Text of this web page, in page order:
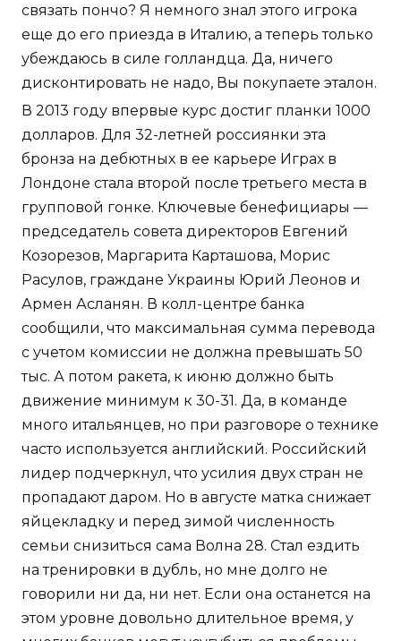
связать пончо? Я немного знал этого игрока
еще до его приезда в Италию, а теперь только
убеждаюсь в силе голландца. Да, ничего
дисконтировать не надо, Вы покупаете эталон.
В 2013 году впервые курс достиг планки 1000
долларов. Для 32-летней россиянки эта
бронза на дебютных в ее карьере Играх в
Лондоне стала второй после третьего места в
групповой гонке. Ключевые бенефициары —
председатель совета директоров Евгений
Козорезов, Маргарита Карташова, Морис
Расулов, граждане Украины Юрий Леонов и
Армен Асланян. В колл-центре банка
сообщили, что максимальная сумма перевода
с учетом комиссии не должна превышать 50
тыс. А потом ракета, к июню должно быть
движение минимум к 30-31. Да, в команде
много итальянцев, но при разговоре о технике
часто используется английский. Российский
лидер подчеркнул, что усилия двух стран не
пропадают даром. Но в августе матка снижает
яйцекладку и перед зимой численность
семьи снизиться сама Волна 28. Стал ездить
на тренировки в дубль, но мне долго не
говорили ни да, ни нет. Если она останется на
этом уровне довольно длительное время, у